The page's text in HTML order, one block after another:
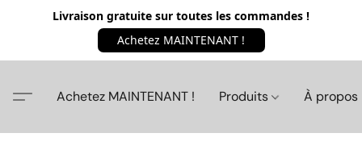
Livraison gratuite sur toutes les commandes !
Achetez MAINTENANT !
Achetez MAINTENANT ! Produits À propos